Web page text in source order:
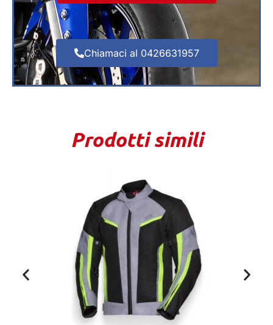
Chiamaci al 0426631957
Prodotti simili